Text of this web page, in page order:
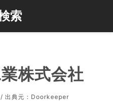
索
株式会社
典元： Doorkeeper